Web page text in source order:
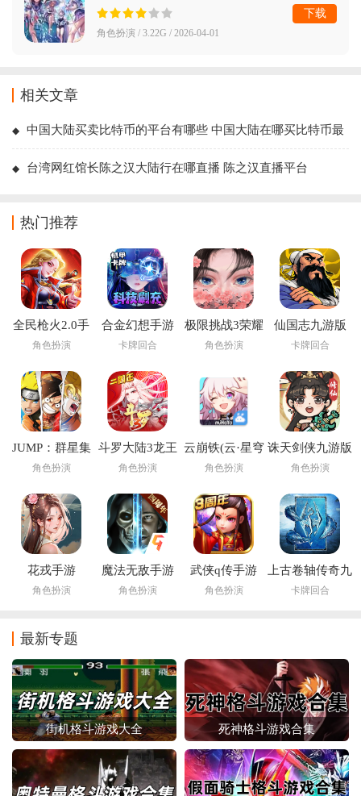
角色扮演 / 3.22G / 2026-04-01
下载
相关文章
中国大陆买卖比特币的平台有哪些 中国大陆在哪买比特币最
台湾网红馆长陈之汉大陆行在哪直播 陈之汉直播平台
热门推荐
全民枪火2.0手
游
角色扮演
合金幻想手游
卡牌回合
极限挑战3荣耀
之战手游
角色扮演
仙国志九游版
卡牌回合
JUMP：群星集
结下载安装
角色扮演
斗罗大陆3龙王
传说官方版
角色扮演
云崩铁(云·星穹
铁道)
角色扮演
诛天剑侠九游版
角色扮演
花戎手游
角色扮演
魔法无敌手游
角色扮演
武侠q传手游
角色扮演
上古卷轴传奇九
游版
卡牌回合
最新专题
街机格斗游戏大全 死神格斗游戏合集